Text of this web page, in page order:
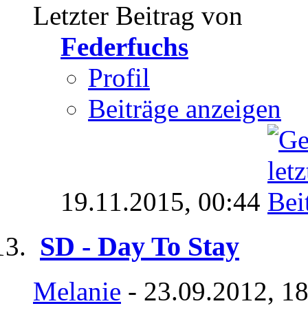
Letzter Beitrag von
Federfuchs
Profil
Beiträge anzeigen
19.11.2015, 00:44
SD - Day To Stay
Melanie - 23.09.2012,